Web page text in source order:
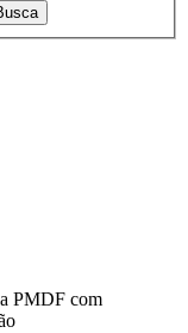
PMDF com